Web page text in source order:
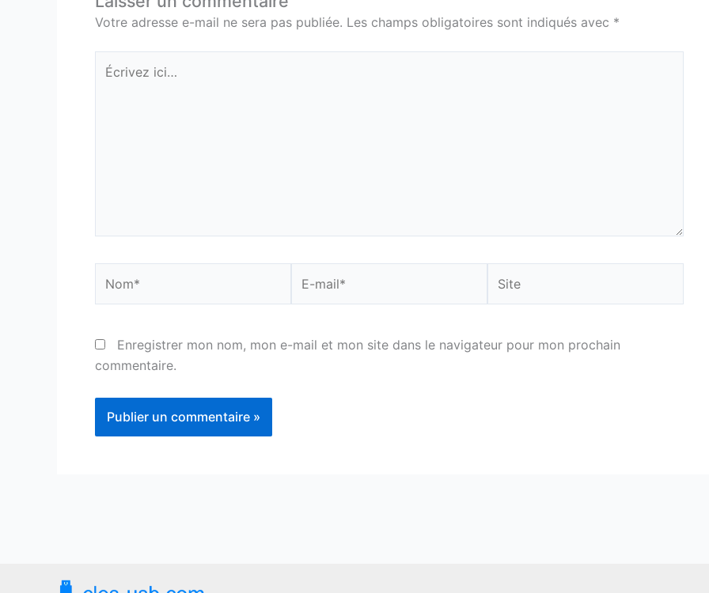
Votre adresse e-mail ne sera pas publiée. Les champs obligatoires sont indiqués avec *
Écrivez
ici…
mail*
Enregistrer mon nom, mon e-mail et mon site dans le navigateur pour mon prochain
commentaire.